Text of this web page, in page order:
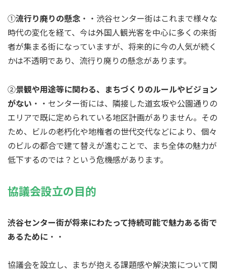
①流行り廃りの懸念 ・・渋谷センター街はこれまで様々な
時代の変化を経て、今は外国人観光客を中心に多くの来街
者が集まる街になっていますが、将来的に今の人気が続く
かは不透明であり、流行り廃りの懸念があります。
②景観や用途等に関わる、まちづくりのルールやビジョン
がない ・・センター街には、隣接した道玄坂や公園通りの
エリアで既に定められている地区計画がありません。その
ため、ビルの老朽化や地権者の世代交代などにより、個々
のビルの都合で建て替えが進むことで、まち全体の魅力が
低下するのでは？という危機感があります。
協議会設立の目的
渋谷センター街が将来にわたって持続可能で魅力ある街で
あるために ・・
協議会を設立し、まちが抱える課題感や解決策について関